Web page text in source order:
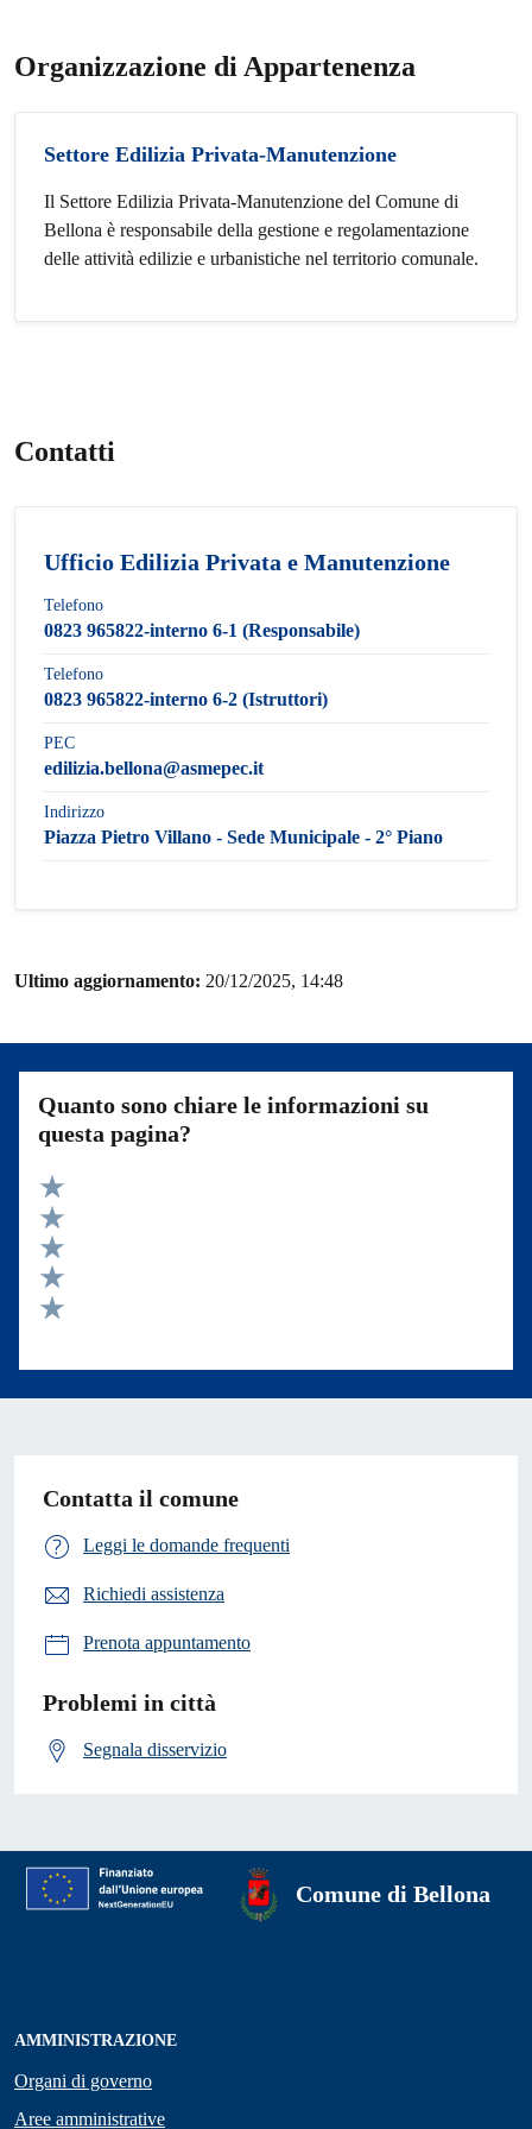
Organizzazione di Appartenenza
Settore Edilizia Privata-Manutenzione
Il Settore Edilizia Privata-Manutenzione del Comune di
Bellona è responsabile della gestione e regolamentazione
delle attività edilizie e urbanistiche nel territorio comunale.
Contatti
Ufficio Edilizia Privata e Manutenzione
Telefono
0823 965822-interno 6-1 (Responsabile)
Telefono
0823 965822-interno 6-2 (Istruttori)
PEC
edilizia.bellona@asmepec.it
Indirizzo
Piazza Pietro Villano - Sede Municipale - 2° Piano
Ultimo aggiornamento: 20/12/2025, 14:48
Quanto sono chiare le informazioni su
questa pagina?
Valuta 5 stelle su 5
Valuta 4 stelle su 5
Valuta 3 stelle su 5
Valuta 2 stelle su 5
Contatta il comune
Leggi le domande frequenti
Richiedi assistenza
Prenota appuntamento
Problemi in città
Segnala disservizio
Comune di Bellona
AMMINISTRAZIONE
Organi di governo
Aree amministrative